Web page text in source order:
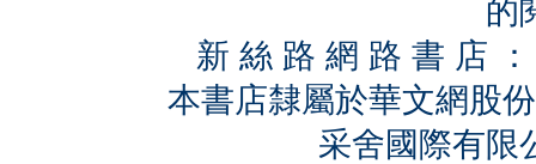
的
新 絲 路 網 路 書 店
本書店隸屬於華文網股
采舍國際有